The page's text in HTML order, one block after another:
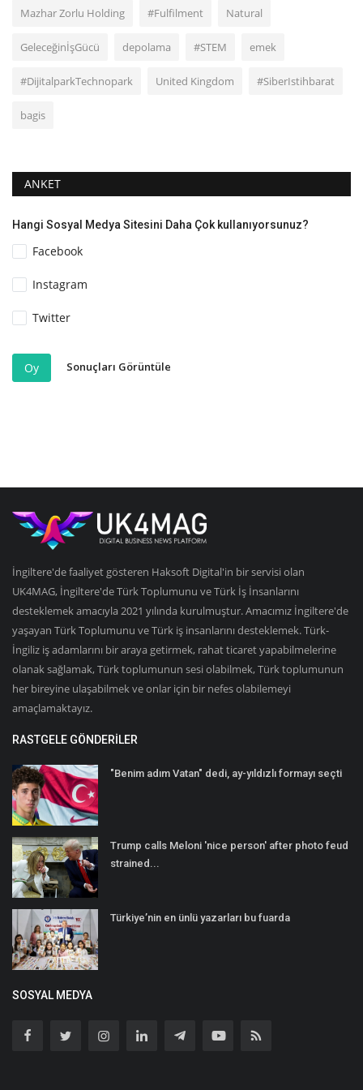
Mazhar Zorlu Holding #Fulfilment Natural
GeleceğinİşGücü depolama #STEM emek
#DijitalparkTechnopark United Kingdom #SiberIstihbarat
bagis
ANKET
Hangi Sosyal Medya Sitesini Daha Çok kullanıyorsunuz?
Facebook
Instagram
Twitter
Oy Sonuçları Görüntüle
İngiltere'de faaliyet gösteren Haksoft Digital'in bir servisi olan
UK4MAG, İngiltere'de Türk Toplumunu ve Türk İş İnsanlarını
desteklemek amacıyla 2021 yılında kurulmuştur. Amacımız İngiltere'de
yaşayan Türk Toplumunu ve Türk iş insanlarını desteklemek. Türk-
İngiliz iş adamlarını bir araya getirmek, rahat ticaret yapabilmelerine
olanak sağlamak, Türk toplumunun sesi olabilmek, Türk toplumunun
her bireyine ulaşabilmek ve onlar için bir nefes olabilemeyi
amaçlamaktayız.
RASTGELE GÖNDERILER
"Benim adım Vatan" dedi, ay-yıldızlı formayı seçti
Trump calls Meloni 'nice person' after photo feud
strained...
Türkiye’nin en ünlü yazarları bu fuarda
SOSYAL MEDYA